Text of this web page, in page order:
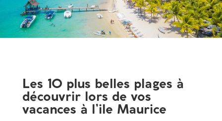
Les 10 plus belles plages à
découvrir lors de vos
vacances à l’ile Maurice